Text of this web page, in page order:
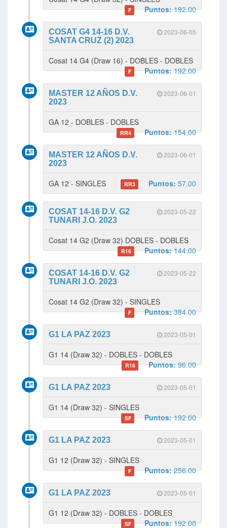
F Puntos:192.00
2023-06-05
COSAT G4 14-16 D.V.
SANTA CRUZ (2) 2023
Cosat 14 G4 (Draw 16) - DOBLES - DOBLES
F Puntos:192.00
2023-06-01
MASTER 12 AÑOS D.V.
2023
GA 12 - DOBLES - DOBLES
RR4 Puntos:154.00
2023-06-01
MASTER 12 AÑOS D.V.
2023
GA 12 - SINGLES RR3 Puntos: 57.00
2023-05-22
COSAT 14-16 D.V. G2
TUNARI J.O. 2023
Cosat 14 G2 (Draw 32) DOBLES - DOBLES
R16 Puntos:144.00
2023-05-22
COSAT 14-16 D.V. G2
TUNARI J.O. 2023
Cosat 14 G2 (Draw 32) - SINGLES
F Puntos:384.00
2023-05-01
G1 LA PAZ 2023
G1 14 (Draw 32) - DOBLES - DOBLES
R16 Puntos:96.00
2023-05-01
G1 LA PAZ 2023
G1 14 (Draw 32) - SINGLES
SF Puntos:192.00
2023-05-01
G1 LA PAZ 2023
G1 12 (Draw 32) - SINGLES
F Puntos:256.00
2023-05-01
G1 LA PAZ 2023
G1 12 (Draw 32) - DOBLES - DOBLES
SF Puntos:192.00